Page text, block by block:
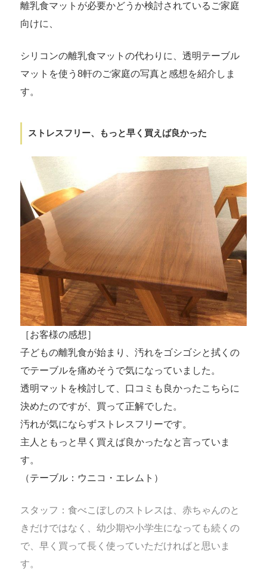
離乳食マットが必要かどうか検討されているご家庭
向けに、
シリコンの離乳食マットの代わりに、透明テーブル
マットを使う8軒のご家庭の写真と感想を紹介しま
す。
ストレスフリー、もっと早く買えば良かった
［お客様の感想］
子どもの離乳食が始まり、汚れをゴシゴシと拭くの
でテーブルを痛めそうで気になっていました。
透明マットを検討して、口コミも良かったこちらに
決めたのですが、買って正解でした。
汚れが気にならずストレスフリーです。
主人ともっと早く買えば良かったなと言っていま
す。
（テーブル：ウニコ・エレムト）
スタッフ：食べこぼしのストレスは、赤ちゃんのと
きだけではなく、幼少期や小学生になっても続くの
で、早く買って長く使っていただければと思いま
す。